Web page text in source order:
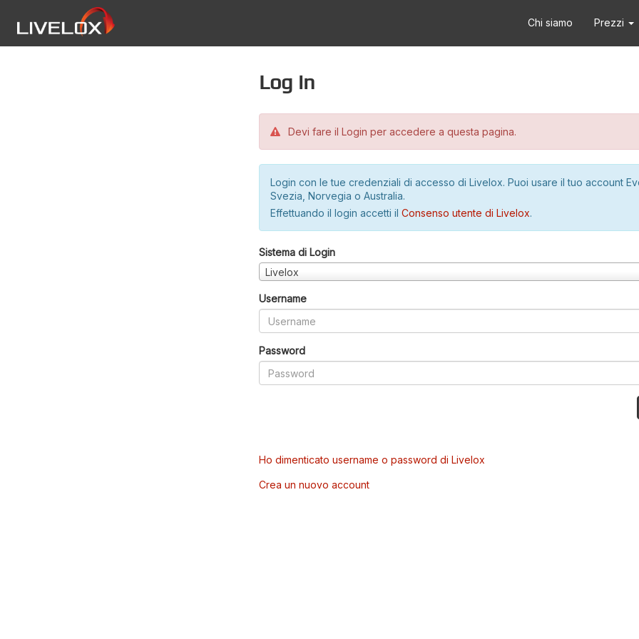
Chi siamo Prezzi
Log in
Devi fare il Login per accedere a questa pagina.
Login con le tue credenziali di accesso di Livelox. Puoi usare il tuo account
Svezia, Norvegia o Australia.
Effettuando il login accetti il Consenso utente di Livelox.
Sistema di Login
Livelox
Username
Password
Ho dimenticato username o password di Livelox
Crea un nuovo account